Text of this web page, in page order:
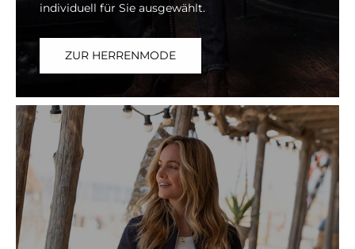
individuell für Sie ausgewählt.
ZUR HERRENMODE